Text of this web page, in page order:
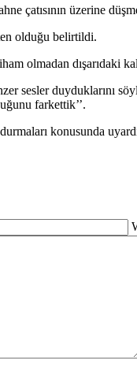
çatısının üzerine
olduğu belirtildi.
olmadan dışarıdaki
sesler duyduklarını
farkettik’’.
konusunda